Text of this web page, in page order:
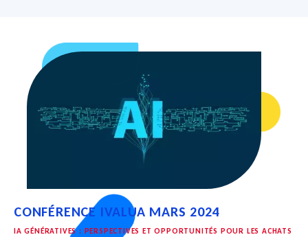
CONFÉRENCE IVALUA MARS 2024
IA GÉNÉRATIVES : PERSPECTIVES ET OPPORTUNITÉS POUR LES ACHATS